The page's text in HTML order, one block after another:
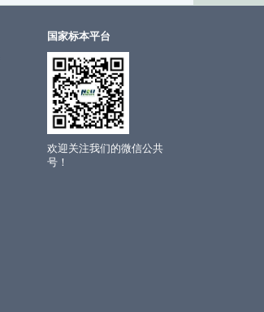
国家标本平台
欢迎关注我们的微信公共
号！